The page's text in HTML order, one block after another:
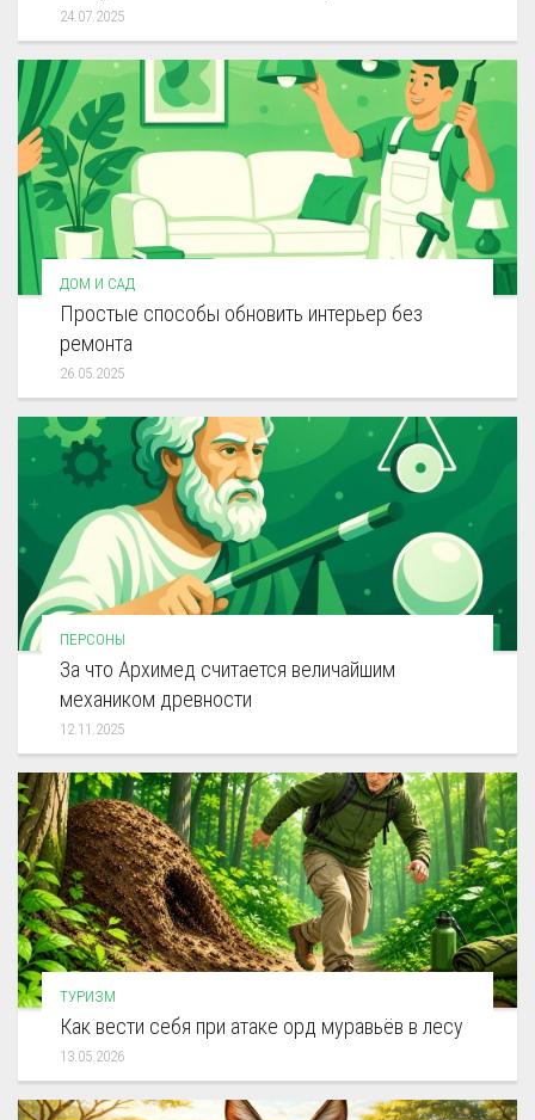
24.07.2025
ДОМ И САД
Простые способы обновить интерьер без
ремонта
26.05.2025
ПЕРСОНЫ
За что Архимед считается величайшим
механиком древности
12.11.2025
ТУРИЗМ
Как вести себя при атаке орд муравьёв в лесу
13.05.2026